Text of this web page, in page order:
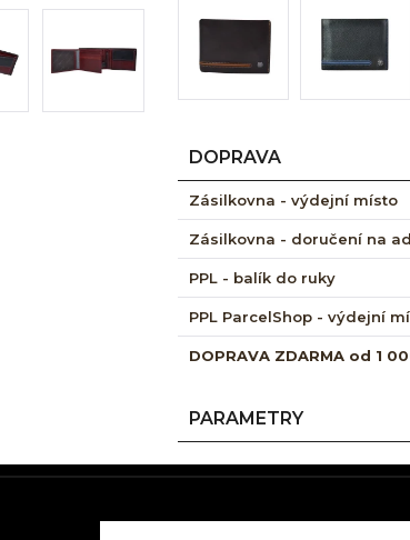
DOPRAVA
Zásilkovna - výdejní místo
Zásilkovna - doručení na
PPL - balík do ruky
PPL ParcelShop - výdejní
DOPRAVA ZDARMA od 1
PARAMETRY